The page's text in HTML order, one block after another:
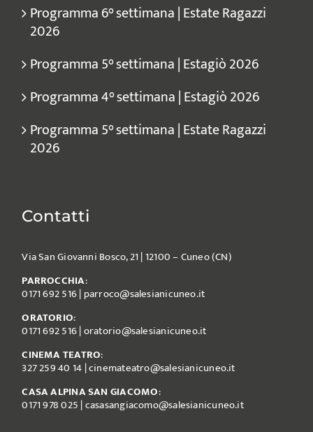
Programma 6° settimana | Estate Ragazzi
2026
Programma 5° settimana | Estagiò 2026
Programma 4° settimana | Estagiò 2026
Programma 5° settimana | Estate Ragazzi
2026
Contatti
Via San Giovanni Bosco, 21 | 12100 – Cuneo (CN)
PARROCCHIA:
0171 692 516| parroco@salesianicuneo.it
ORATORIO:
0171 692 516|oratorio@salesianicuneo.it
CINEMA TEATRO:
327 259 40 14 |cinemateatro@salesianicuneo.it
CASA ALPINA SAN GIACOMO:
0171 978 025 |casasangiacomo@salesianicuneo.it